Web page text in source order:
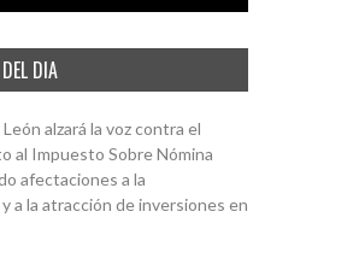
DIA
alzará la voz contra el
al Impuesto Sobre Nómina
afectaciones a la
a la atracción de inversiones en